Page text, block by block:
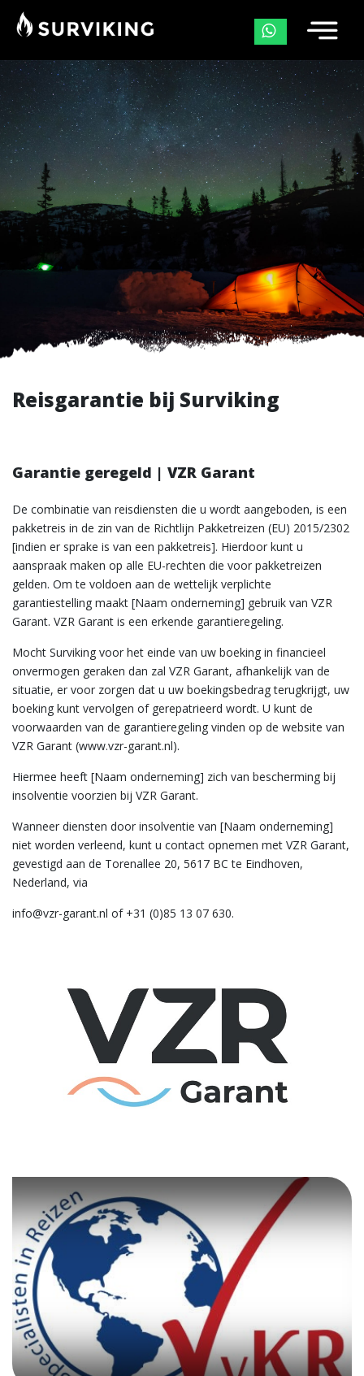
De Noorse Bergcode | Fjellvettreglene
Reisgarantie bij Surviking
Garantie geregeld | VZR Garant
De combinatie van reisdiensten die u wordt aangeboden, is een
pakketreis in de zin van de Richtlijn Pakketreizen (EU) 2015/2302
[indien er sprake is van een pakketreis]. Hierdoor kunt u
aanspraak maken op alle EU-rechten die voor pakketreizen
gelden. Om te voldoen aan de wettelijk verplichte
garantiestelling maakt [Naam onderneming] gebruik van VZR
Garant. VZR Garant is een erkende garantieregeling.
Mocht Surviking voor het einde van uw boeking in financieel
onvermogen geraken dan zal VZR Garant, afhankelijk van de
situatie, er voor zorgen dat u uw boekingsbedrag terugkrijgt, uw
boeking kunt vervolgen of gerepatrieerd wordt. U kunt de
voorwaarden van de garantieregeling vinden op de website van
VZR Garant (www.vzr-garant.nl).
Hiermee heeft [Naam onderneming] zich van bescherming bij
insolventie voorzien bij VZR Garant.
Wanneer diensten door insolventie van [Naam onderneming]
niet worden verleend, kunt u contact opnemen met VZR Garant,
gevestigd aan de Torenallee 20, 5617 BC te Eindhoven,
Nederland, via
info@vzr-garant.nl of +31 (0)85 13 07 630.